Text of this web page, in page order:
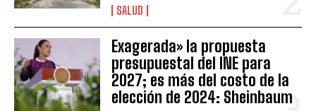
SALUD
Exagerada» la propuesta
presupuestal del INE para
2027; es más del costo de la
elección de 2024: Sheinbaum